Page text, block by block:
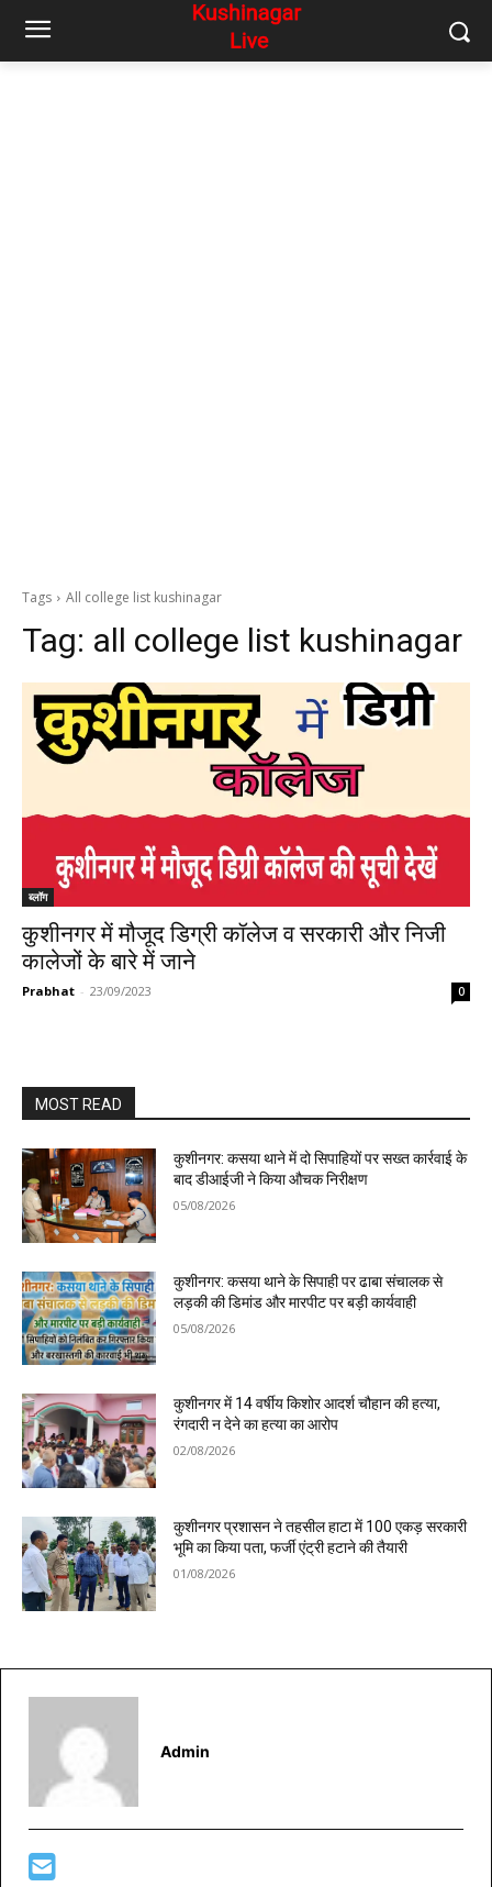
Tags All college list kushinagar
Tag: all college list kushinagar
ब्लॉग
कुशीनगर में मौजूद डिग्री कॉलेज व सरकारी और निजी
कालेजों के बारे में जाने
Prabhat - 23/09/2023 0
MOST READ
कुशीनगर: कसया थाने में दो सिपाहियों पर सख्त कार्रवाई के
बाद डीआईजी ने किया औचक निरीक्षण
05/08/2026
कुशीनगर: कसया थाने के सिपाही पर ढाबा संचालक से
लड़की की डिमांड और मारपीट पर बड़ी कार्यवाही
05/08/2026
कुशीनगर में 14 वर्षीय किशोर आदर्श चौहान की हत्या,
रंगदारी न देने का हत्या का आरोप
02/08/2026
कुशीनगर प्रशासन ने तहसील हाटा में 100 एकड़ सरकारी
भूमि का किया पता, फर्जी एंट्री हटाने की तैयारी
01/08/2026
Admin